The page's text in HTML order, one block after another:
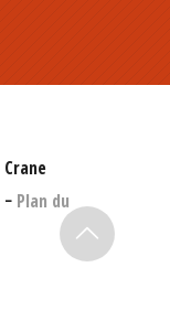
− Plan du